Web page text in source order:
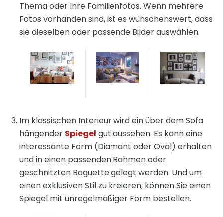
Thema oder Ihre Familienfotos. Wenn mehrere
Fotos vorhanden sind, ist es wünschenswert, dass
sie dieselben oder passende Bilder auswählen.
Im klassischen Interieur wird ein über dem Sofa
hängender Spiegel gut aussehen. Es kann eine
interessante Form (Diamant oder Oval) erhalten
und in einen passenden Rahmen oder
geschnitzten Baguette gelegt werden. Und um
einen exklusiven Stil zu kreieren, können Sie einen
Spiegel mit unregelmäßiger Form bestellen.